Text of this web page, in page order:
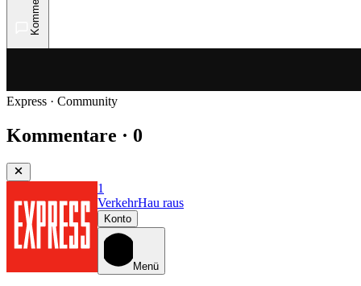
Express · Community
Kommentare · 0
1
VerkehrHau raus
Konto
Menü